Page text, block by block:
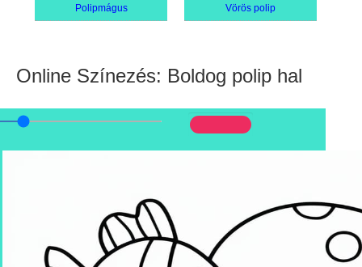
Polipmágus Vörös polip
Online Színezés: Boldog polip hal